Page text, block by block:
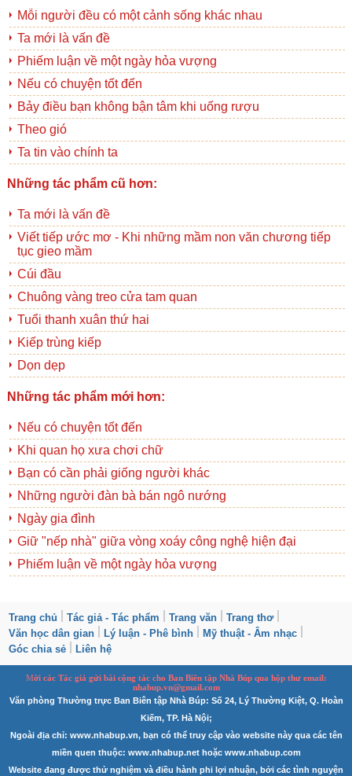
Mỗi người đều có một cảnh sống khác nhau
Ta mới là vấn đề
Phiếm luận về một ngày hỏa vượng
Nếu có chuyện tốt đến
Bảy điều bạn không bận tâm khi uống rượu
Theo gió
Ta tin vào chính ta
Những tác phẩm cũ hơn:
Ta mới là vấn đề
Viết tiếp ước mơ - Khi những mầm non văn chương tiếp
tục gieo mầm
Cúi đầu
Chuông vàng treo cửa tam quan
Tuổi thanh xuân thứ hai
Kiếp trùng kiếp
Dọn dẹp
Những tác phẩm mới hơn:
Nếu có chuyện tốt đến
Khi quan họ xưa chơi chữ
Bạn có cần phải giống người khác
Những người đàn bà bán ngô nướng
Ngày gia đình
Giữ "nếp nhà" giữa vòng xoáy công nghệ hiện đại
Phiếm luận về một ngày hỏa vượng
Trang chủ Tác giả - Tác phẩm Trang văn
Trang thơ
Văn học dân gian
Lý luận - Phê bình
Mỹ thuật - Âm nhạc
Góc chia sẻ
Liên hệ
Mời các Tác giả gửi bài cộng táccho Ban Biên tập Nhà Búp qua hộp thư email:
nhabup.vn@gmail.com
Văn phòng Thường trực Ban Biên tập Nhà Búp: Số 24, Lý Thường Kiệt, Q. Hoàn
Kiếm, TP. Hà Nội;
Ngoài địa chỉ: www.nhabup.vn, bạn có thể truy cập vào website này qua các tên
miền quen thuộc: www.nhabup.net hoặc www.nhabup.com
Website đang được thử nghiệm và điều hành phi lợi nhuận, bởi các tình nguyện